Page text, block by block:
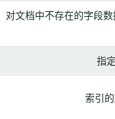
对文档中不存在的字段
指
索引